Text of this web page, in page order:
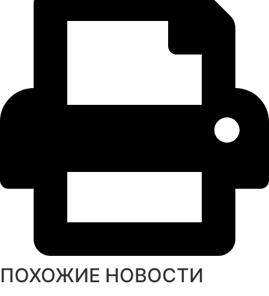
ПОХОЖИЕ НОВОСТИ